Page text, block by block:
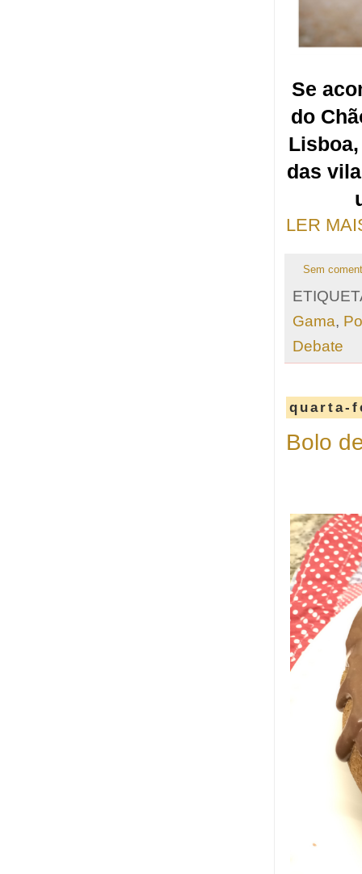
Se
do
das
LER
Sem
Gama,
Debate
quarta-
Bolo